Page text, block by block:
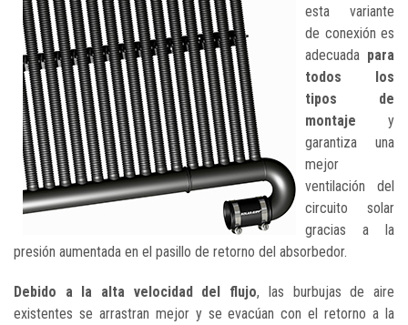
esta variante
de conexión es
adecuada para
todos los
tipos de
montaje y
garantiza una
mejor
ventilación del
circuito solar
gracias a la
presión aumentada en el pasillo de retorno del absorbedor.
Debido a la alta velocidad del flujo, las burbujas de aire
existentes se arrastran mejor y se evacúan con el retorno a la